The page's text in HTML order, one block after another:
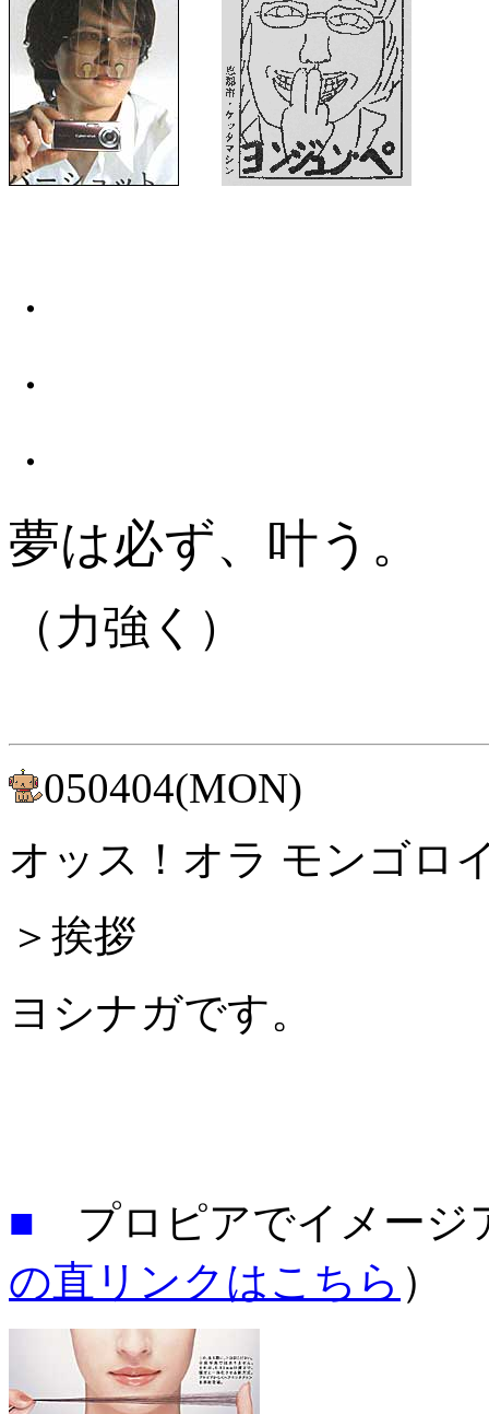
・
・
・
夢は必ず、叶う。
（力強く）
050404(MON)
オッス！オラ モンゴロ
＞挨拶
ヨシナガです。
■ プロピアでイメー
の直リンクはこちら ）